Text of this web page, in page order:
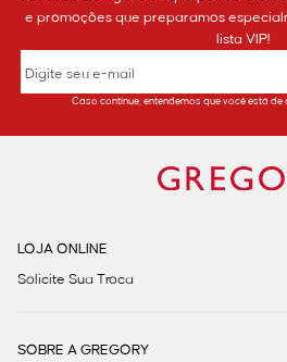
e promoções que preparamos
lista VIP!
Caso continue, entendemos que você está
LOJA ONLINE
Solicite Sua Troca
SOBRE A GREGORY